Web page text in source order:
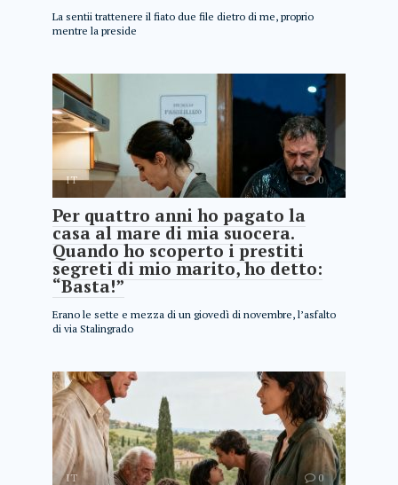
La sentii trattenere il fiato due file dietro di me, proprio
mentre la preside
IT 0
Per quattro anni ho pagato la
casa al mare di mia suocera.
Quando ho scoperto i prestiti
segreti di mio marito, ho detto:
“Basta!”
Erano le sette e mezza di un giovedì di novembre, l’asfalto
di via Stalingrado
IT 0